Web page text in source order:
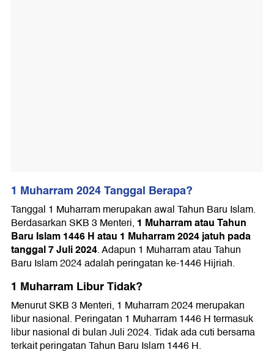
1 Muharram 2024 Tanggal Berapa?
Tanggal 1 Muharram merupakan awal Tahun Baru Islam.
Berdasarkan SKB 3 Menteri, 1 Muharram atau Tahun
Baru Islam 1446 H atau 1 Muharram 2024 jatuh pada
tanggal 7 Juli 2024. Adapun 1 Muharram atau Tahun
Baru Islam 2024 adalah peringatan ke-1446 Hijriah.
1 Muharram Libur Tidak?
Menurut SKB 3 Menteri, 1 Muharram 2024 merupakan
libur nasional. Peringatan 1 Muharram 1446 H termasuk
libur nasional di bulan Juli 2024. Tidak ada cuti bersama
terkait peringatan Tahun Baru Islam 1446 H.